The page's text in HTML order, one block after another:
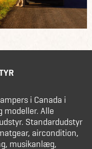
i Canada i
modeller. Alle
Standardudstyr
aircondition,
musikanlæg,